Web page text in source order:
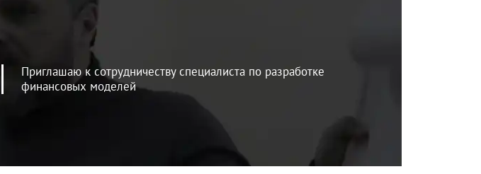
Приглашаю к сотрудничеству специалиста по разработке
финансовых моделей